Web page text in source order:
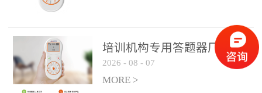
教学节奏的重要性，采用
念，教师无需复杂培训即
可快速上手。软件支持与
PPT、白板等常用教学工具
培训机构专用答题器厂家产
品方案
2026 - 08 - 07
MORE >